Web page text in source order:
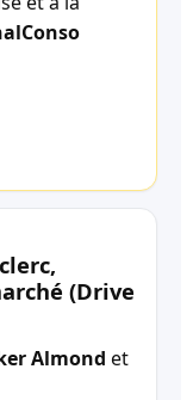
(Drive
Almond et